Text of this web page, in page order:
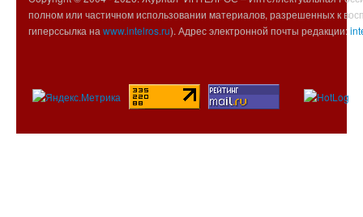
полном или частичном использовании материалов, разрешенных к
гиперссылка на www.intelros.ru). Адрес электронной почты редакции: